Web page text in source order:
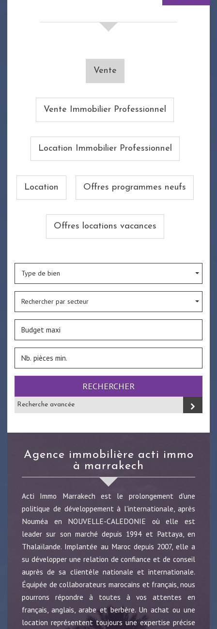
Vente
Vente Immobilier Professionnel
Location Immobilier Professionnel
Location Offres programmes neufs
Offres locations vacances
Type de bien
Rechercher par secteur
RECHERCHER
Recherche avancée
agence immobilière acti immo
à marrakech
Acti Immo Marrakech est le prolongement d'une
politique de développement à l'internationale, après
Nouméa en NOUVELLE-CALEDONIE où elle est
leader sur son marché depuis 1994 et Pattaya, en
Thalaïlande. Implantée au Maroc depuis 2007, elle a
su développer une relation de confiance et de conseil
auprès de sa clientèle nationale et internationale.
Équipée de collaborateurs marocains et français, nous
pourrons répondre à toutes à vos attentes en
français, anglais, arabe et berbère. Un achat ou une
location représentent toujours une expertise précise